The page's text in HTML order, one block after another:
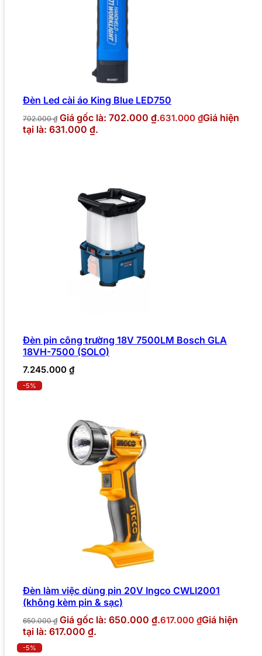
Đèn Led cài áo King Blue LED750
702.000₫ Giá gốc là: 702.000 ₫.631.000 ₫Giá hiện
tại là: 631.000 ₫.
Đèn pin công trường 18V 7500LM Bosch GLA
18VH-7500 (SOLO)
7.245.000 ₫
-5%
Đèn làm việc dùng pin 20V Ingco CWLI2001
(không kèm pin & sạc)
650.000₫ Giá gốc là: 650.000 ₫.617.000 ₫Giá hiện
tại là: 617.000 ₫.
-5%